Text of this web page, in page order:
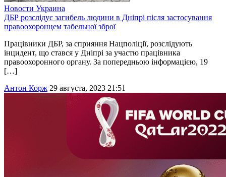
Новости Украина
ДБР розслідує загибель людини в Дніпрі після застосування
правоохоронцем табельної зброї
Працівники ДБР, за сприяння Нацполіції, розслідують
інцидент, що стався у Дніпрі за участю працівника
правоохоронного органу. За попередньою інформацією, 19
[…]
Антон Корж 29 августа, 2023 21:51